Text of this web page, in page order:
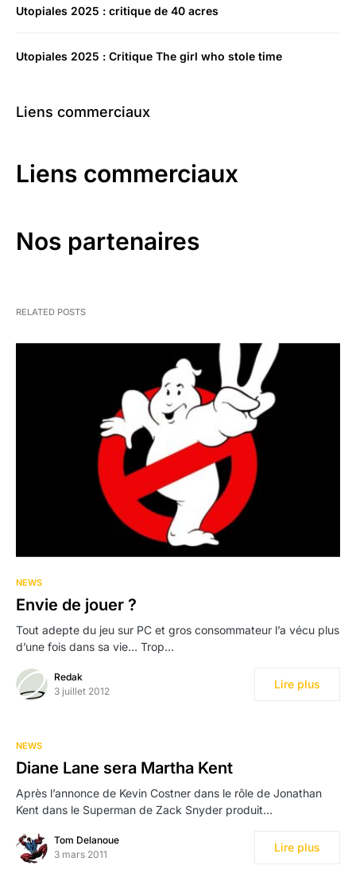
Utopiales 2025 : critique de 40 acres
Utopiales 2025 : Critique The girl who stole time
Liens commerciaux
Liens commerciaux
Nos partenaires
RELATED POSTS
NEWS
Envie de jouer ?
Tout adepte du jeu sur PC et gros consommateur l’a vécu plus
d’une fois dans sa vie… Trop…
Redak
3 juillet 2012
Lire plus
NEWS
Diane Lane sera Martha Kent
Après l’annonce de Kevin Costner dans le rôle de Jonathan
Kent dans le Superman de Zack Snyder produit…
Tom Delanoue
3 mars 2011
Lire plus